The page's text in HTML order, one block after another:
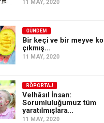
11 MAY, 2020
GÜNDEM
Bir keçi ve bir meyve
çıkmış…
11 MAY, 2020
RÖPORTAJ
Velhâsıl İnsan:
Sorumluluğumuz tüm
yaratılmışlara…
11 MAY, 2020